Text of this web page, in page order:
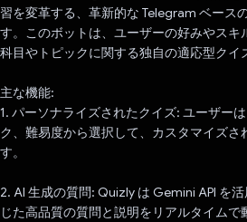
習を変革する、革新的な Telegram ベース
す。このボットは、ユーザーの好みやス
科目やトピックに関する独自の適応型クイ
主な機能:
1. パーソナライズされたクイズ: ユーザー
ク、難易度から選択して、カスタマイズさ
す。
2. AI 生成の質問: Quizly は Gemini API を
じた高品質の質問と説明をリアルタイムで